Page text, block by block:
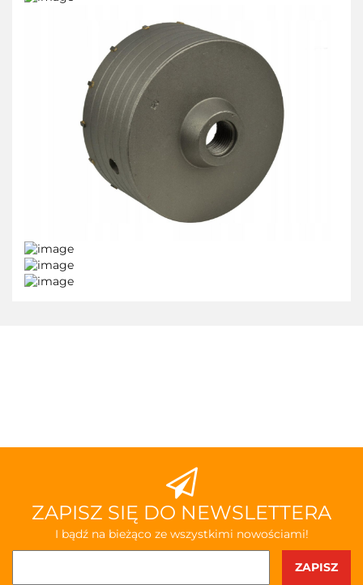
ZAPISZ SIĘ DO NEWSLETTERA
I bądź na bieżąco ze wszystkimi nowościami!